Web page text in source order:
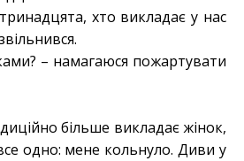
хто викладає у нас
– намагаюся пожартувати
більше викладає жінок,
одно: мене кольнуло. Диви у